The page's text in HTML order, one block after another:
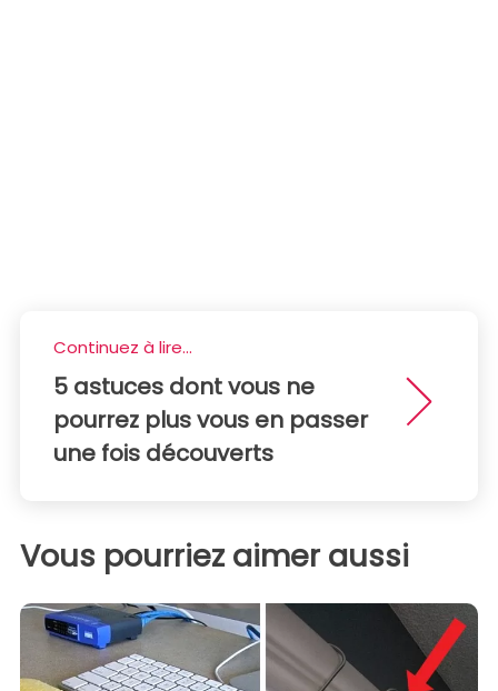
Continuez à lire...
5 astuces dont vous ne
pourrez plus vous en passer
une fois découverts
Vous pourriez aimer aussi